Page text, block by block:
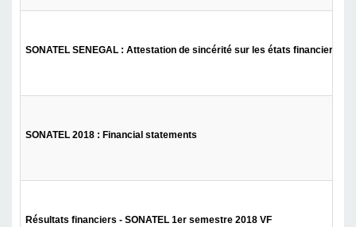
SONATEL SENEGAL : Attestation de sincérité sur les états financiers
SONATEL 2018 : Financial statements
Résultats financiers - SONATEL 1er semestre 2018 VF